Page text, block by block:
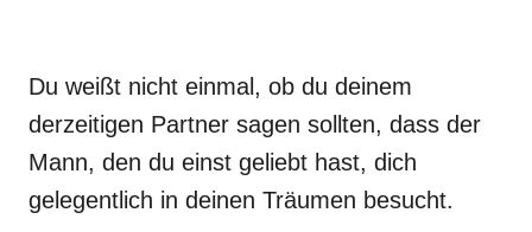
Du weißt nicht einmal, ob du deinem
derzeitigen Partner sagen sollten, dass der
Mann, den du einst geliebt hast, dich
gelegentlich in deinen Träumen besucht.